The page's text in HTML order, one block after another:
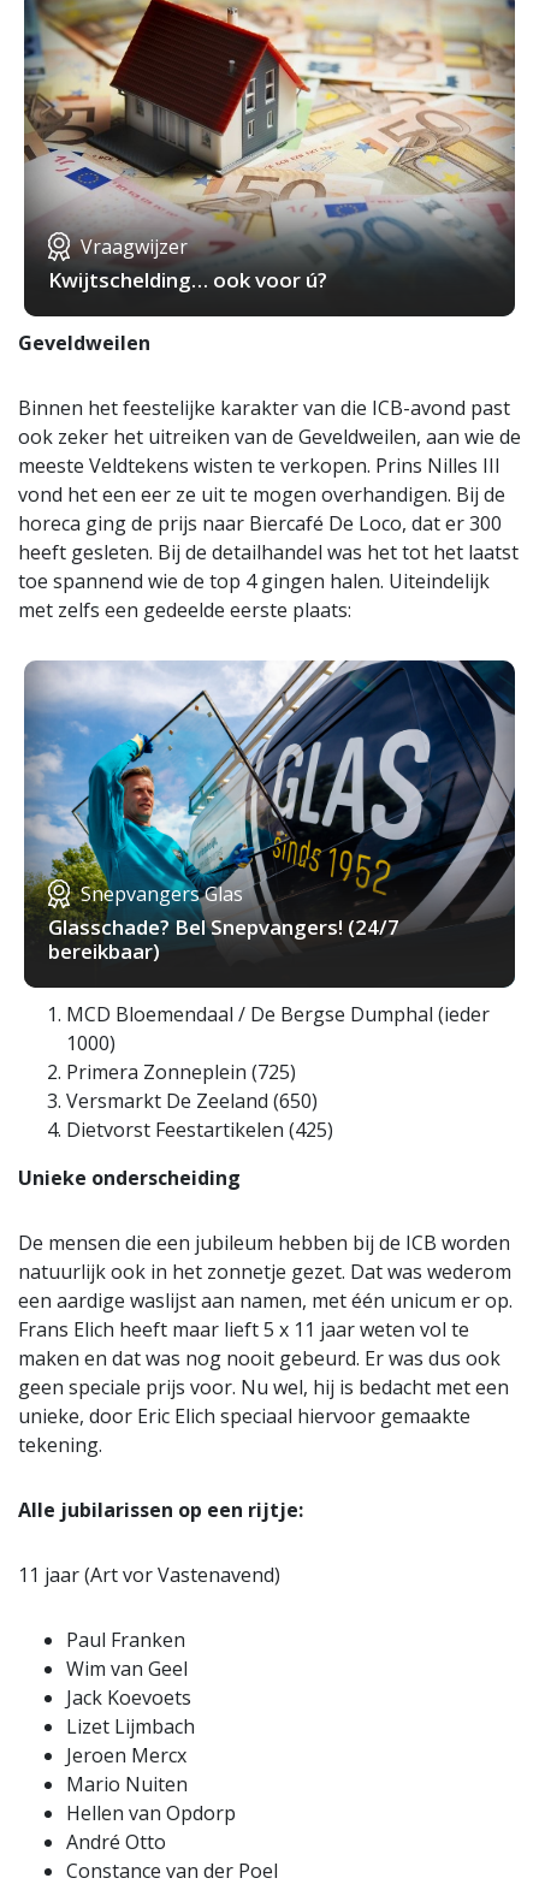
Vraagwijzer
Kwijtschelding… ook voor ú?
Geveldweilen
Binnen het feestelijke karakter van die ICB-avond past
ook zeker het uitreiken van de Geveldweilen, aan wie de
meeste Veldtekens wisten te verkopen. Prins Nilles III
vond het een eer ze uit te mogen overhandigen. Bij de
horeca ging de prijs naar Biercafé De Loco, dat er 300
heeft gesleten. Bij de detailhandel was het tot het laatst
toe spannend wie de top 4 gingen halen. Uiteindelijk
met zelfs een gedeelde eerste plaats:
Snepvangers Glas
Glasschade? Bel Snepvangers! (24/7
bereikbaar)
MCD Bloemendaal / De Bergse Dumphal (ieder
1000)
Primera Zonneplein (725)
Versmarkt De Zeeland (650)
Dietvorst Feestartikelen (425)
Unieke onderscheiding
De mensen die een jubileum hebben bij de ICB worden
natuurlijk ook in het zonnetje gezet. Dat was wederom
een aardige waslijst aan namen, met één unicum er op.
Frans Elich heeft maar lieft 5 x 11 jaar weten vol te
maken en dat was nog nooit gebeurd. Er was dus ook
geen speciale prijs voor. Nu wel, hij is bedacht met een
unieke, door Eric Elich speciaal hiervoor gemaakte
tekening.
Alle jubilarissen op een rijtje:
11 jaar (Art vor Vastenavend)
Paul Franken
Wim van Geel
Jack Koevoets
Lizet Lijmbach
Jeroen Mercx
Mario Nuiten
Hellen van Opdorp
André Otto
Constance van der Poel